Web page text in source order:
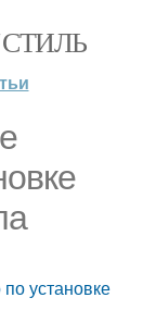
установке